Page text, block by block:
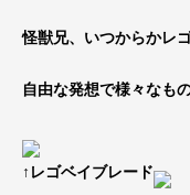
怪獣兄、いつからかレ
自由な発想で様々なも
↑レゴベイブレード